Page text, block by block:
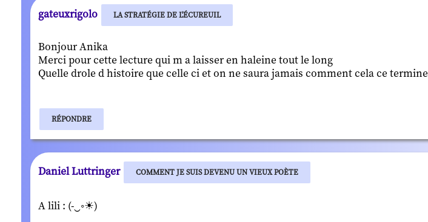
gateuxrigolo LA STRATÉGIE DE L'ÉCUREUIL
Bonjour Anika
Merci pour cette lecture qui m a laisser en haleine tout le long
Quelle drole d histoire que celle ci et on ne saura jamais comment cela ce termine
RÉPONDRE
Daniel Luttringer COMMENT JE SUIS DEVENU UN VIEUX POÈTE
A lili : (-‿◦☀)